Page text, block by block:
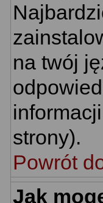
na twój
strony).
Powrót
Jak